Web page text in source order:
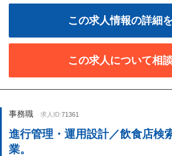
この求人情報の詳細
この求人について相
事務職 求人ID:71361
進行管理・運用設計／飲食店検
業。